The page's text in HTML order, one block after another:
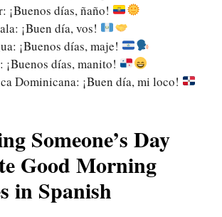
¡Buenos días, ñaño!
¡Buen día, vos!
¡Buenos días, maje!
¡Buenos días, manito!
Dominicana: ¡Buen día, mi loco!
Someone’s Day
Good Morning
in Spanish